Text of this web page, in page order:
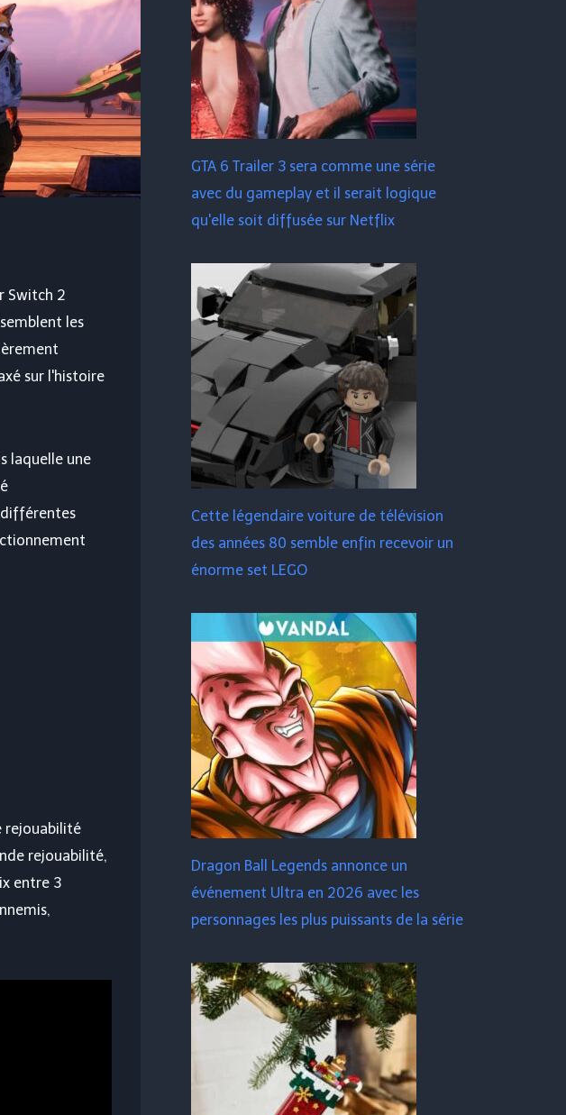
Switch 2
les
sur l'histoire
laquelle une
différentes
rejouabilité
rejouabilité,
entre 3
GTA 6 Trailer 3 sera comme une série
avec du gameplay et il serait logique
qu'elle soit diffusée sur Netflix
Cette légendaire voiture de télévision
des années 80 semble enfin recevoir un
énorme set LEGO
Dragon Ball Legends annonce un
événement Ultra en 2026 avec les
personnages les plus puissants de la série